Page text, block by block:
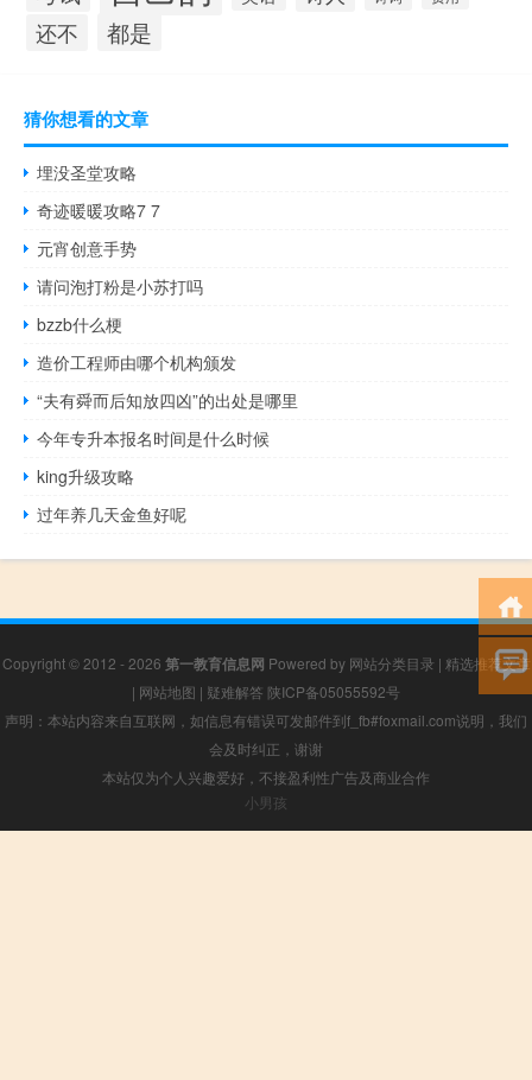
还不 都是
猜你想看的文章
埋没圣堂攻略
奇迹暖暖攻略7 7
元宵创意手势
请问泡打粉是小苏打吗
bzzb什么梗
造价工程师由哪个机构颁发
“夫有舜而后知放四凶”的出处是哪里
今年专升本报名时间是什么时候
king升级攻略
过年养几天金鱼好呢
Copyright © 2012 - 2026 第一教育信息网 Powered by 网站分类目录 | 精选推荐文章
| 网站地图 | 疑难解答 陕ICP备05055592号
声明：本站内容来自互联网，如信息有错误可发邮件到f_fb#foxmail.com说明，我们
会及时纠正，谢谢
本站仅为个人兴趣爱好，不接盈利性广告及商业合作
小男孩